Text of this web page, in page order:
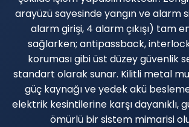
arayüzü sayesinde yangın ve alarm
alarm girişi, 4 alarm çıkışı) tam
sağlarken; antipassback,
koruması gibi üst düzey güvenlik
standart olarak sunar. Kilitli metal
güç kaynağı ve yedek akü
elektrik kesintilerine karşı dayanıklı,
ömürlü bir sistem mimarisi